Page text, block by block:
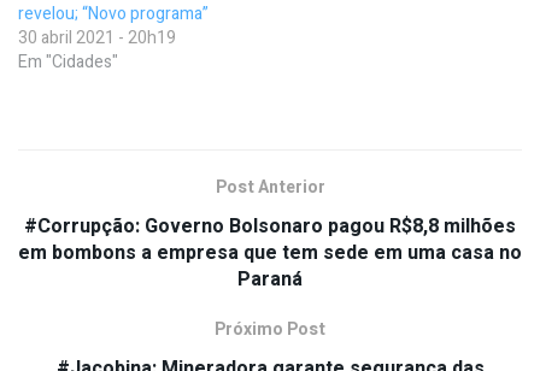
revelou; “Novo programa”
30 abril 2021 - 20h19
Em "Cidades"
Post Anterior
#Corrupção: Governo Bolsonaro pagou R$8,8 milhões
em bombons a empresa que tem sede em uma casa no
Paraná
Próximo Post